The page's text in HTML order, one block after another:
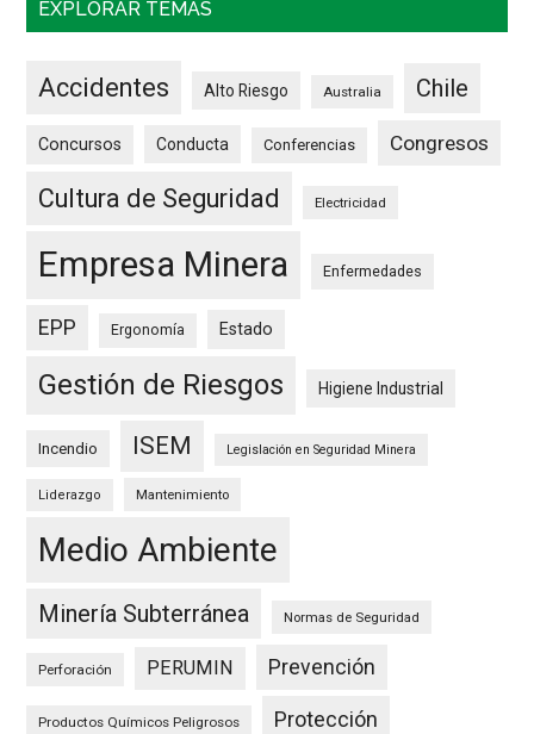
EXPLORAR TEMAS
Accidentes Alto Riesgo Australia Chile
Concursos Conducta Conferencias Congresos
Cultura de Seguridad Electricidad
Empresa Minera Enfermedades
EPP Ergonomía Estado
Gestión de Riesgos Higiene Industrial
Incendio ISEM Legislación en Seguridad Minera
Liderazgo Mantenimiento
Medio Ambiente
Minería Subterránea Normas de Seguridad
Perforación PERUMIN Prevención
Productos Químicos Peligrosos Protección